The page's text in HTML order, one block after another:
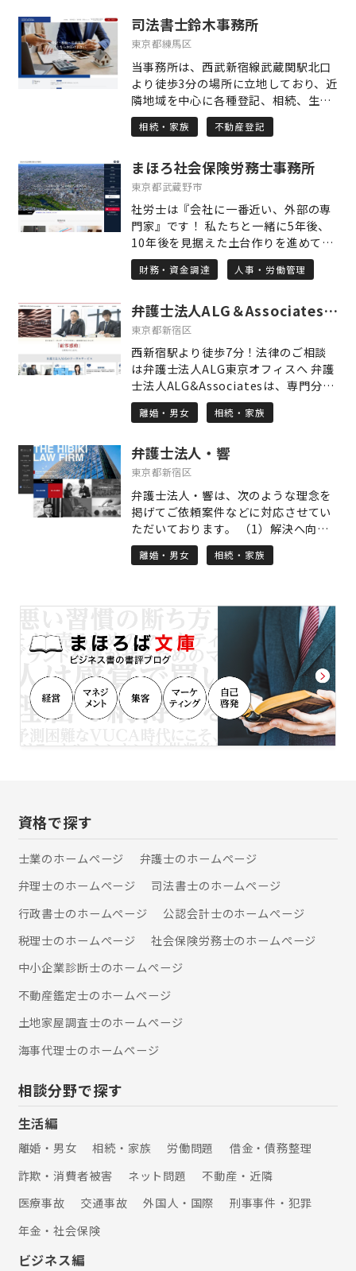
させる申請づくりを心がけています。
手続きを進める中で「どうして申請し
たいのか」「どんなことで困っている
のか」という、言葉にしづらいお気持
ちにも寄り添い、信頼関係を築いて進
めることが、単なる事務作業にはない
支援の本質だと考えています。 私たち
の事務所では、初めてのご相談に際
をうかがうことを大切にしています。
お一人おひとりのペースを尊重しなが
談にも柔軟に対応しておりますので、
ご都合のよいスタイルで安心してご相
談いただけます。受給が決まることで
得られるのは、経済的な安定だけでは
ありません。「これからの人生をどう
た前向きな一歩を描いていただけるよ
う、私自身もその一助となれることを
願っています。「相談してよかった」
「これで少し安心できる」と思ってい
ただけるよう、丁寧で真摯な対応を心
からお約束します。
確実に取得いたします。 建設業の専門
的知識があり、業界の慣習を知り、建
事務所の最大の強みです。 デジタル化
推進に伴い、電子申請を活用すること
により、遠方からのご依頼も承ること
が可能になりました。 建設業界にいた
行政書士がご相談を受けます。 同業者
と同じ様に気兼ねなくお問い合わせく
ださい。
司法書士鈴木事務所
東京都練馬区
当事務所は、西武新宿線武蔵関駅北口
より徒歩3分の場所に立地しており、近
隣地域を中心に各種登記、相続、生前
対策の業務を取り扱っております。 他
士業の先生や、不動産会社との連携に
決することを目標に活動をさせてもら
っております。 手続のメリット、デメ
リットや費用の面についてご理解いた
だいたうえで業務を進めさせて頂きま
すので安心してご相談下さい。 ※土日
祝、夜間対応可能です。（要予約）
相続・家族 不動産登記
まほろ社会保険労務士事務所
東京都武蔵野市
社労士は『会社に一番近い、外部の専
門家』です！ 私たちと一緒に5年後、
10年後を見据えた土台作りを進めてま
いりましょう。 主な業務内容は 〇労働
保険・社会保険の手続き 〇給与計算業
し 〇確定拠出年金（企業型DC）の導
入支援 〇年金相談・申請の手続き など
支援に力を入れております。 会社にと
って多くのメリットがございますの
で、詳しくは当事務所ホームページを
ご覧いただき、お気軽にご連絡くださ
い。
財務・資金調達 人事・労働管理
弁護士法人ALG＆Associates 東京オフィス
東京都新宿区
西新宿駅より徒歩7分！法律のご相談
は弁護士法人ALG東京オフィスへ 弁護
士法人ALG&Associatesは、専門分野
に特化した弁護士が集う「総合病院
型」の事業スキームと、あらゆるリー
きる法律事務所を目指して設立されま
した。 多岐に及ぶ様々な法律問題につ
ように、法律分野ごとに事業部が設け
られており、その分野に特化した弁護
士が「チーム」となって、お客様のリ
ーガルニーズに合致したサービスを提
供することに努めています。 また、過
護士法人ALG&Associatesに所属する
弁護士が全員で共有することによっ
て、全国どこでも質の高いリーガルサ
ービスを提供致します。 「離婚につい
て考えている」、「家族が逮捕され
た」、「近く相続問題が起こりそ
う」、「交通事故の被害者なのに、加
害者や保険会社が横柄で困ってい
る」、「医療過誤の疑いがある」な
門的な要素が絡みあい、保険会社との
交渉においては、訴訟にした場合の結
果予測、主治医との協力関係の構築が
重要です。 弁護士法人ALG東京オフィ
つ、交通事故被害者の悔しさ、辛さに
寄り添う弁護士事務所であり続けたい
悩みがあればお気軽にご連絡くださ
も、親権、養育費、面会交流、財産分
与、慰謝料など千差万別です。弁護士
婚事件に携わり、これまでの経験から
の他にも、相続、刑事事件、医療過
ら、弁護士法人ALG東京オフィスへお
気軽にご相談ください。
離婚・男女 相続・家族
弁護士法人・響
東京都新宿区
弁護士法人・響は、次のような理念を
掲げてご依頼案件などに対応させてい
ただいております。 （1）解決へ向け
て、迅速かつ粘り強く、あきらめない
こと （2）クライアントに寄り添った
確な解決 なかでも、法人個人を問わ
ず、相談者様・依頼者様のお話をよく
聞き、ご要望に沿った的確な解決を提
示し実現できるよう心がけています。
対応できる事案の範囲は、法人様を依
頼者とする会社法務一般から、個人様
の相続や離婚などの家事事件まで、幅
広く対応させていただきます。 継続的
なご相談がある場合や、気になる事案
の法人様向けプランはもちろん、個人
様向けのプランもご用意しております
ので、お気軽にお問い合わせくださ
い。 まずはお気軽にお電話を。 お待ち
しております！
離婚・男女 相続・家族
資格で探す
士業のホームぺージ
弁護士のホームぺージ
弁理士のホームぺージ
司法書士のホームぺージ
行政書士のホームぺージ
公認会計士のホームぺージ
税理士のホームぺージ
社会保険労務士のホームぺージ
中小企業診断士のホームぺージ
不動産鑑定士のホームぺージ
土地家屋調査士のホームぺージ
海事代理士のホームぺージ
相談分野で探す
生活編
離婚・男女 相続・家族 労働問題
借金・債務整理
詐欺・消費者被害
ネット問題
不動産・近隣
医療事故
交通事故 外国人・国際
刑事事件・犯罪
年金・社会保険
ビジネス編